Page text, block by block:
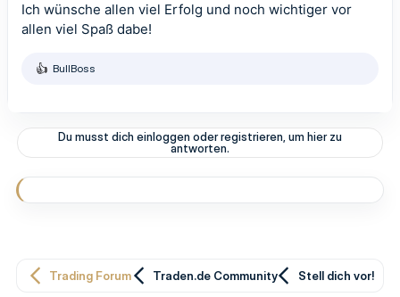
Ich wünsche allen viel Erfolg und noch wichtiger vor
allen viel Spaß dabe!
R
t
o
n
n
BullBoss
Du musst dich einloggen oder registrieren, um hier zu
antworten.
Trading Forum Traden.de Community Stell dich vor!